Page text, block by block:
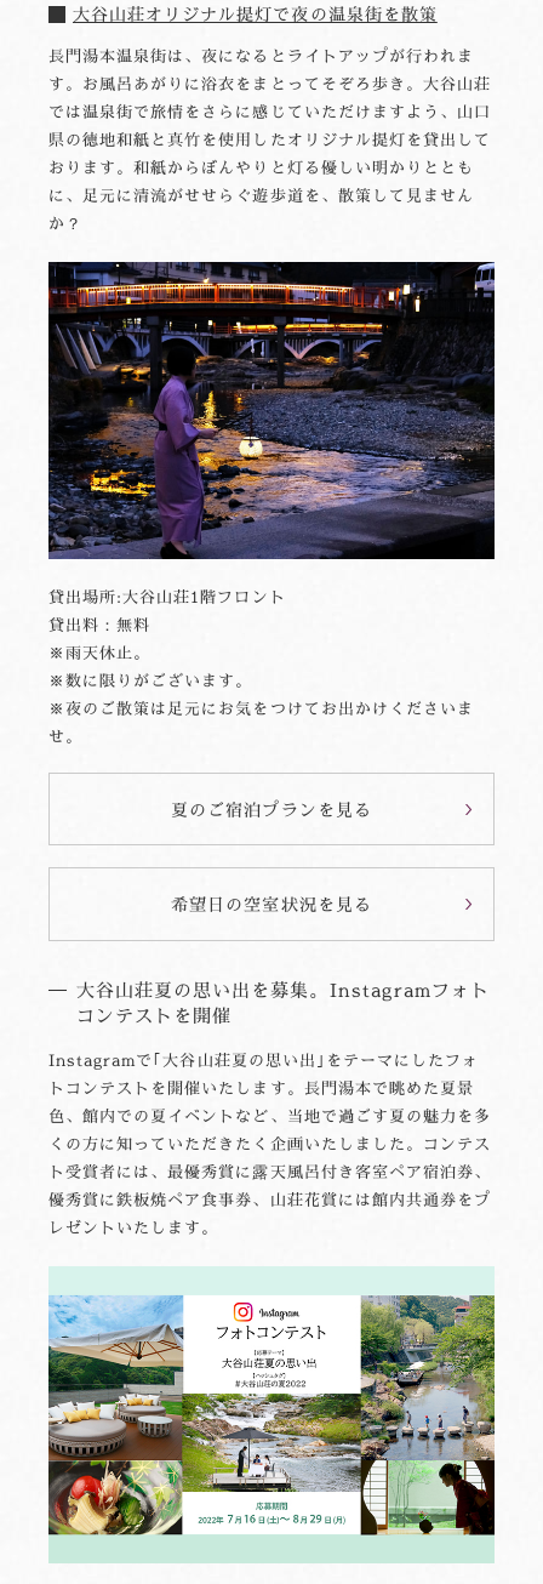
大谷山荘オリジナル提灯で夜の温泉街を散策
長門湯本温泉街は、夜になるとライトアップが行われま
す。お風呂あがりに浴衣をまとってそぞろ歩き。大谷山荘
では温泉街で旅情をさらに感じていただけますよう、山口
県の徳地和紙と真竹を使用したオリジナル提灯を貸出して
おります。和紙からぼんやりと灯る優しい明かりととも
に、足元に清流がせせらぐ遊歩道を、散策して見ません
か？
貸出場所:大谷山荘1階フロント
貸出料：無料
※雨天休止。
※数に限りがございます。
※夜のご散策は足元にお気をつけてお出かけくださいま
せ。
夏のご宿泊プランを見る
希望日の空室状況を見る
大谷山荘夏の思い出を募集。Instagramフォト
コンテストを開催
Instagramで｢大谷山荘夏の思い出｣をテーマにしたフォ
トコンテストを開催いたします。長門湯本で眺めた夏景
色、館内での夏イベントなど、当地で過ごす夏の魅力を多
くの方に知っていただきたく企画いたしました。コンテス
ト受賞者には、最優秀賞に露天風呂付き客室ペア宿泊券、
優秀賞に鉄板焼ペア食事券、山荘花賞には館内共通券をプ
レゼントいたします。